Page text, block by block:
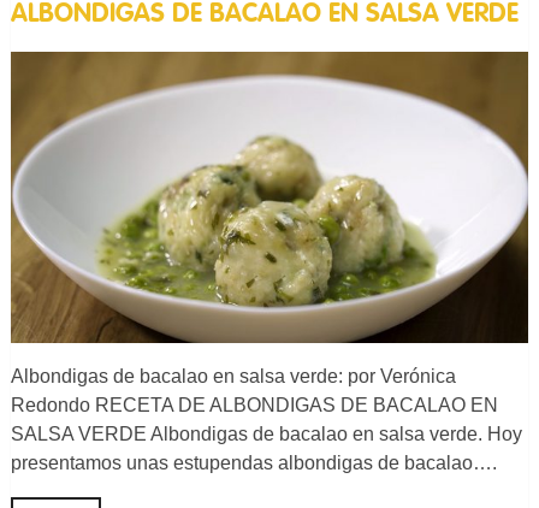
ALBONDIGAS DE BACALAO EN SALSA VERDE
Albondigas de bacalao en salsa verde: por Verónica
Redondo RECETA DE ALBONDIGAS DE BACALAO EN
SALSA VERDE Albondigas de bacalao en salsa verde. Hoy
presentamos unas estupendas albondigas de bacalao….